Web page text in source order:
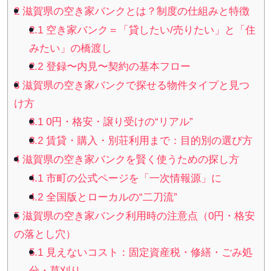
2 滋賀県の空き家バンクとは？制度の仕組みと特徴
2.1 空き家バンク＝「貸したい/売りたい」と「住
みたい」の橋渡し
2.2 登録〜内見〜契約の基本フロー
3 滋賀県の空き家バンクで探せる物件タイプと見つ
け方
3.1 0円・格安・譲り受けの“リアル”
3.2 賃貸・購入・別荘利用まで：目的別の選び方
4 滋賀県の空き家バンクを賢く使うための探し方
4.1 市町の公式ページを「一次情報源」に
4.2 全国版とローカルの“二刀流”
5 滋賀県の空き家バンク利用時の注意点（0円・格安
の落とし穴）
5.1 見えないコスト：固定資産税・修繕・ごみ処